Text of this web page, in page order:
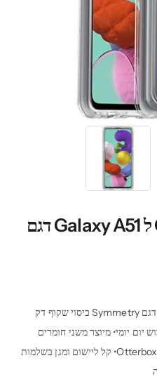
כיסוי שקוף Otterbox ל Galaxy A51 דגם
כיסוי שקוף Otterbox ל Galaxy A51 דגם Symmetry כיסוי שקוף דק
יום יומי• מיוצר משני חומרים
ביציקה אחת בטכנולוגיה הייחודית של Otterbox• קל ליישום ומגן בשלמות